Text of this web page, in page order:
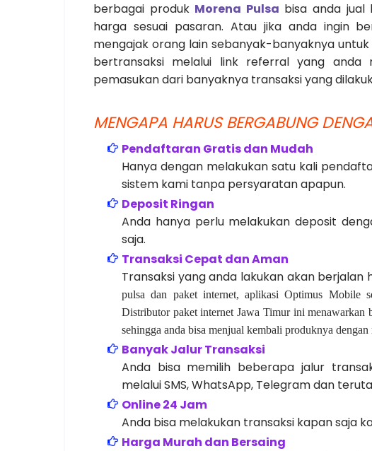
berbagai produk Morena Pulsa bisa anda
harga sesuai pasaran. Atau jika anda ingin
mengajak orang lain sebanyak-banyaknya
bertransaksi melalui link referral yang anda
pemasukan dari banyaknya transaksi yang
MENGAPA HARUS BERGABUNG
Pendaftaran Gratis dan Mudah
Hanya dengan melakukan satu kali
sistem kami tanpa persyaratan apapun.
Deposit Ringan
Anda hanya perlu melakukan deposit
saja.
Transaksi Cepat dan Aman
Transaksi yang anda lakukan akan
pulsa dan paket internet, aplikasi Optimus Mobile
Distributor paket internet Jawa Timur ini menawarkan
sehingga anda bisa menjual kembali produknya
Banyak Jalur Transaksi
Anda bisa memilih beberapa jalur
melalui SMS, WhatsApp, Telegram dan
Online 24 Jam
Anda bisa melakukan transaksi kapan saja
Harga Murah dan Bersaing